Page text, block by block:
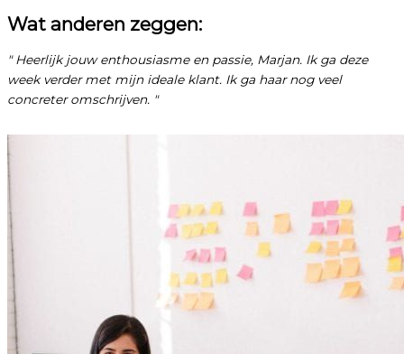
Wat anderen zeggen:
" Heerlijk jouw enthousiasme en passie, Marjan. Ik ga deze
week verder met mijn ideale klant. Ik ga haar nog veel
concreter omschrijven. "